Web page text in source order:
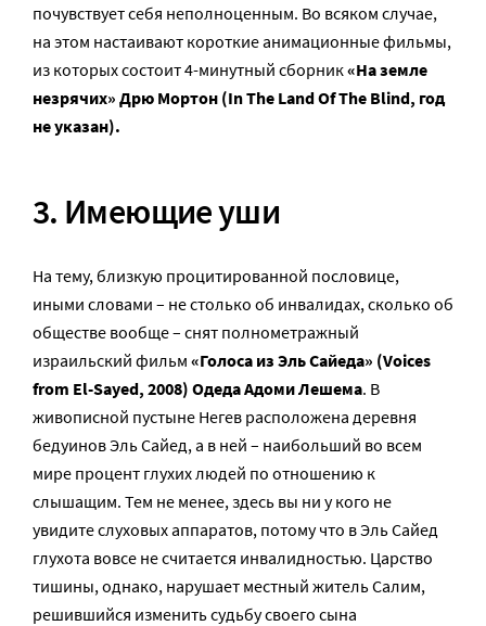
почувствует себя неполноценным. Во всяком случае,
на этом настаивают короткие анимационные фильмы,
из которых состоит 4-минутный сборник«На земле
незрячих» Дрю Мортон (In The Land Of The Blind, год
не указан).
3. Имеющие уши
На тему, близкую процитированной пословице,
иными словами – не столько об инвалидах, сколько об
обществе вообще – снят полнометражный
израильский фильм «Голоса из Эль Сайеда» (Voices
from El-Sayed, 2008) Одеда Адоми Лешема. В
живописной пустыне Негев расположена деревня
бедуинов Эль Сайед, а в ней – наибольший во всем
мире процент глухих людей по отношению к
слышащим. Тем не менее, здесь вы ни у кого не
увидите слуховых аппаратов, потому что в Эль Сайед
глухота вовсе не считается инвалидностью. Царство
тишины, однако, нарушает местный житель Салим,
решившийся изменить судьбу своего сына